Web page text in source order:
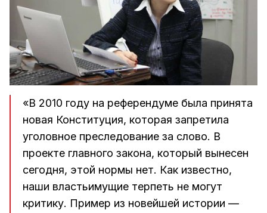
«В 2010 году на референдуме была принята
новая Конституция, которая запретила
уголовное преследование за слово. В
проекте главного закона, который вынесен
сегодня, этой нормы нет. Как известно,
наши властьимущие терпеть не могут
критику. Пример из новейшей истории —